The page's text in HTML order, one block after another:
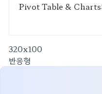
Pivot Table &
320x100
반응형